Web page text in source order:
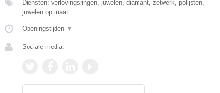
Diensten: verlovingsringen, juwelen, diamant, zetwerk, polijsten,
juwelen op maat
Openingstijden ▼
Sociale media: